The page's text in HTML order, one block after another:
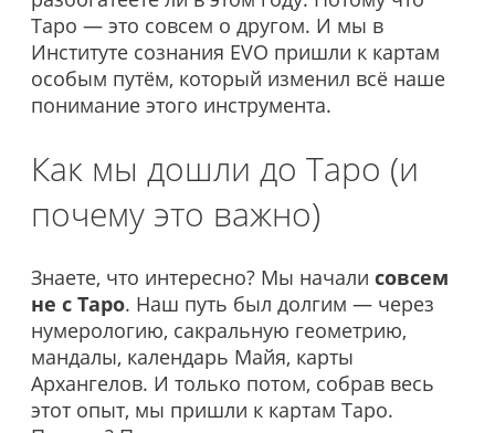
Таро — это совсем о другом. И мы в
Институте сознания EVO пришли к картам
особым путём, который изменил всё наше
понимание этого инструмента.
Как мы дошли до Таро (и
почему это важно)
Знаете, что интересно? Мы начали совсем
не с Таро. Наш путь был долгим — через
нумерологию, сакральную геометрию,
мандалы, календарь Майя, карты
Архангелов. И только потом, собрав весь
этот опыт, мы пришли к картам Таро.